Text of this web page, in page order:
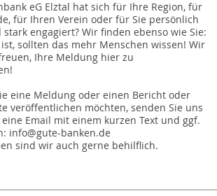
eG Elztal hat sich für Ihre Region, für
für Ihren Verein oder für Sie persönlich
engagiert? Wir finden ebenso wie Sie:
sollten das mehr Menschen wissen! Wir
Ihre Meldung hier zu
eine Meldung oder einen Bericht oder
veröffentlichen möchten, senden Sie uns
Email mit einem kurzen Text und ggf.
info@gute-banken.de
sind wir auch gerne behilflich.